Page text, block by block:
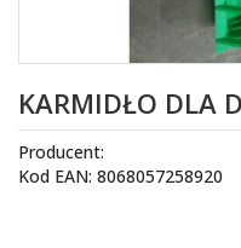
KARMIDŁO DLA
Producent:
Kod EAN: 8068057258920